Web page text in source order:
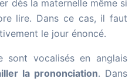
dès la maternelle même si
lire. Dans ce cas, il faut
le jour énoncé.
sont vocalisés en anglais
la prononciation. Dans